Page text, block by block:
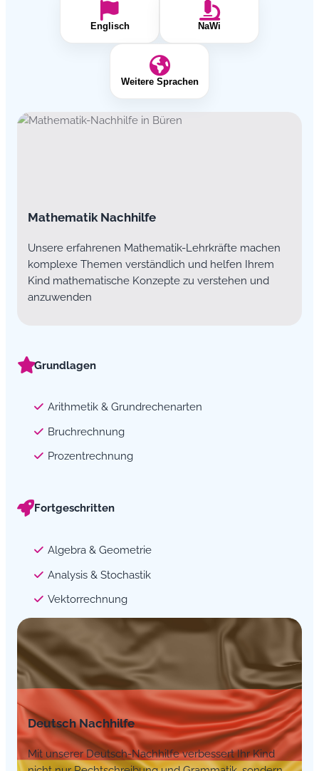
Englisch NaWi
Weitere Sprachen
Mathematik Nachhilfe
Unsere erfahrenen Mathematik-Lehrkräfte machen
komplexe Themen verständlich und helfen Ihrem
Kind mathematische Konzepte zu verstehen und
anzuwenden
Grundlagen
Arithmetik & Grundrechenarten
Bruchrechnung
Prozentrechnung
Fortgeschritten
Algebra & Geometrie
Analysis & Stochastik
Vektorrechnung
Deutsch Nachhilfe
Mit unserer Deutsch-Nachhilfe verbessert Ihr Kind